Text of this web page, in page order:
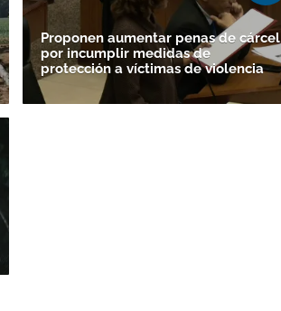
Proponen aumentar penas de cárcel
por incumplir medidas de
protección a víctimas de violencia